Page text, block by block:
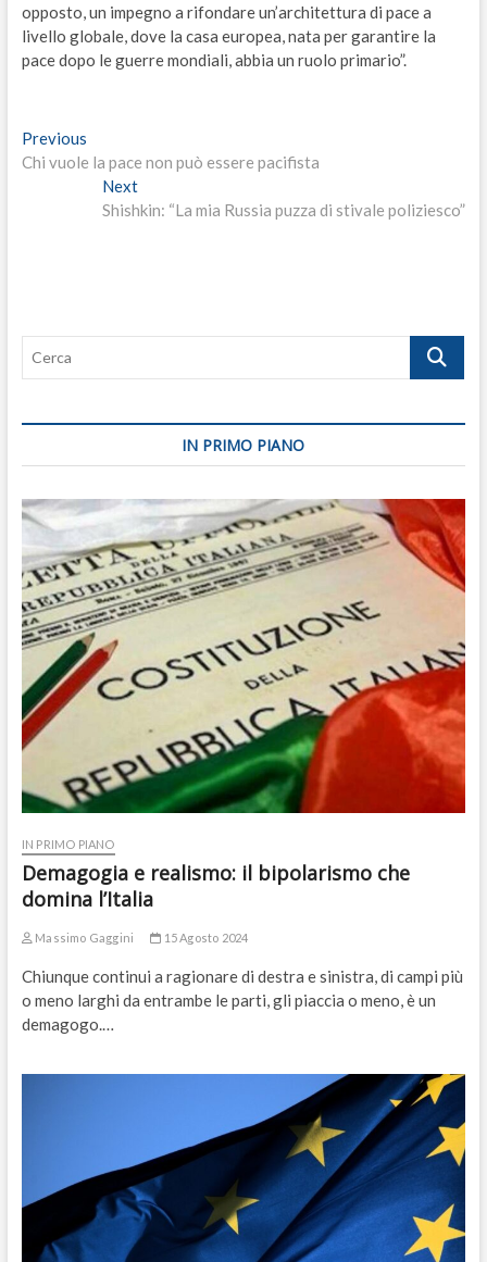
opposto, un impegno a rifondare un’architettura di pace a
livello globale, dove la casa europea, nata per garantire la
pace dopo le guerre mondiali, abbia un ruolo primario”.
Navigazione
articoli
PreviousPrevious
post:
Chi vuole la pace non può essere pacifista
NextNext
post:
Shishkin: “La mia Russia puzza di stivale poliziesco”
Cerca
IN PRIMO PIANO
IN PRIMO PIANO
Demagogia e realismo: il bipolarismo che
domina l’Italia
Massimo Gaggini 15 Agosto 2024
Chiunque continui a ragionare di destra e sinistra, di campi più
o meno larghi da entrambe le parti, gli piaccia o meno, è un
demagogo.…